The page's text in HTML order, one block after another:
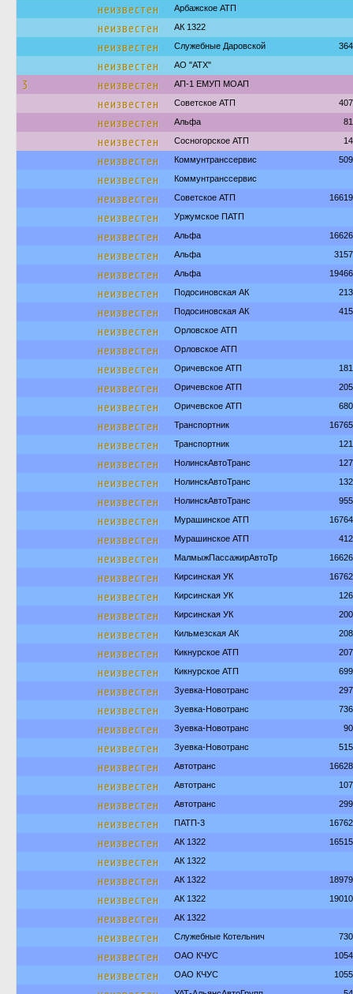
неизвестен Арбажское АТП
неизвестен АК 1322
неизвестен Служебные Даровской
неизвестен АО "АТХ"
3 неизвестен АП-1 ЕМУП МОАП
неизвестен Советское АТП
неизвестен Альфа
неизвестен Сосногорское АТП
неизвестен Коммунтранссервис
неизвестен Коммунтранссервис
неизвестен Советское АТП
неизвестен Уржумское ПАТП
неизвестен Альфа
неизвестен Альфа
неизвестен Альфа
неизвестен Подосиновская АК
неизвестен Подосиновская АК
неизвестен Орловское АТП
неизвестен Орловское АТП
неизвестен Оричевское АТП
неизвестен Оричевское АТП
неизвестен Оричевское АТП
неизвестен Транспортник
неизвестен Транспортник
неизвестен НолинскАвтоТранс
неизвестен НолинскАвтоТранс
неизвестен НолинскАвтоТранс
неизвестен Мурашинское АТП
неизвестен Мурашинское АТП
неизвестен МалмыжПассажирАвтоТр
неизвестен Кирсинская УК
неизвестен Кирсинская УК
неизвестен Кирсинская УК
неизвестен Кильмезская АК
неизвестен Кикнурское АТП
неизвестен Кикнурское АТП
неизвестен Зуевка-Новотранс
неизвестен Зуевка-Новотранс
неизвестен Зуевка-Новотранс
неизвестен Зуевка-Новотранс
неизвестен Автотранс
неизвестен Автотранс
неизвестен Автотранс
неизвестен ПАТП-3
неизвестен АК 1322
неизвестен АК 1322
неизвестен АК 1322
неизвестен АК 1322
неизвестен АК 1322
неизвестен Служебные Котельнич
неизвестен ОАО КЧУС
неизвестен ОАО КЧУС